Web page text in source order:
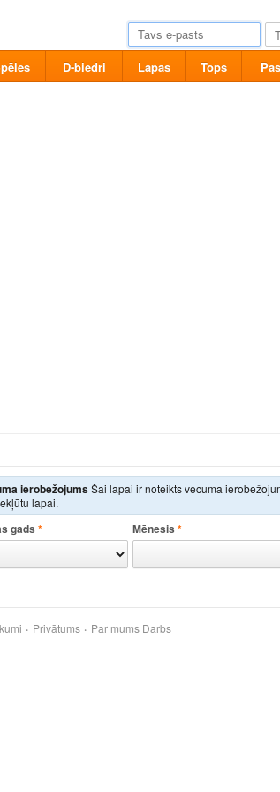
D-biedri Lapas Tops
ierobežojumsŠai lapai ir noteikts vecuma
lapai.
gads * Mēnesis *
Privātums Par mums Darbs